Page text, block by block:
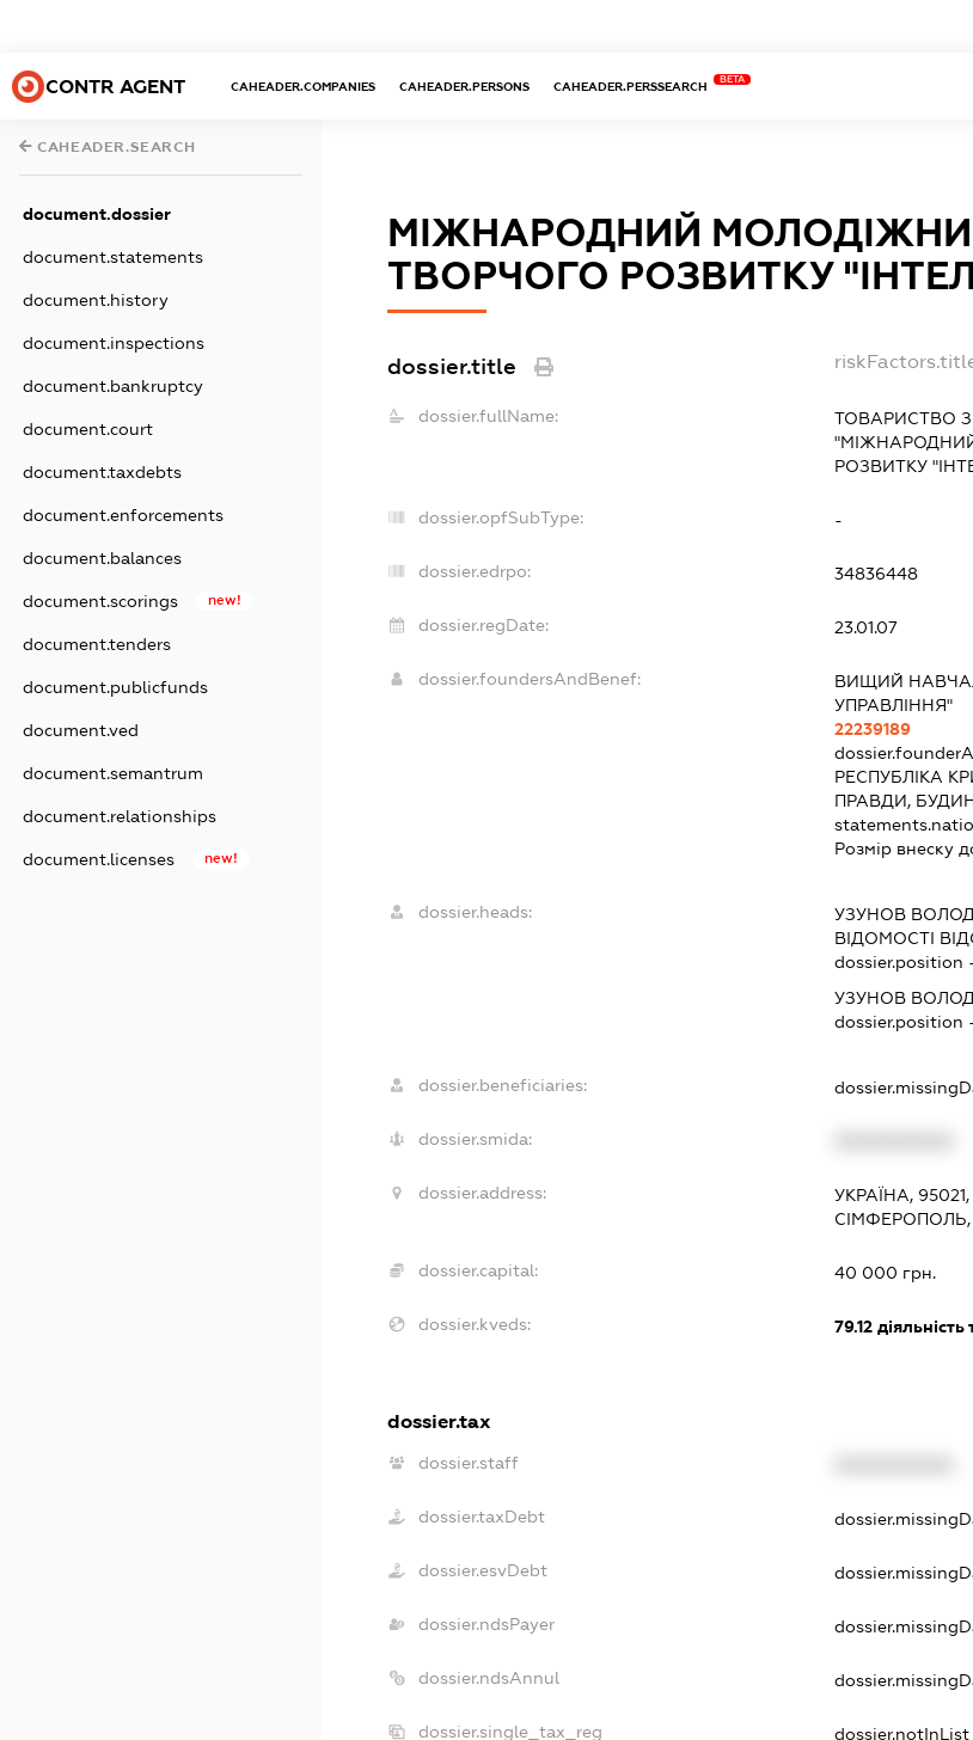
CONTR AGENT CAHEADER.COMPANIES CAHEADER.PERSONS CAHEADER.PERSSEARCH
BETA
CAHEADER.SEARCH
document.dossier
document.statements
document.history
document.inspections
document.bankruptcy
document.court
document.taxdebts
document.enforcements
document.balances
document.scorings new!
document.tenders
document.publicfunds
document.ved
document.semantrum
document.relationships
document.licenses new!
МІЖНАРОДНИЙ
ТВОРЧОГО РОЗВИТКУ
dossier.title
dossier.fullName:
ТОВАРИСТВО
РОЗВИТКУ
dossier.opfSubType: -
dossier.edrpo: 34836448
dossier.regDate: 23.01.07
dossier.foundersAndBenef:
ВИЩИЙ
УПРАВЛІННЯ"
22239189
РЕСПУБЛІКА
ПРАВДИ,
Розмір внеску
dossier.heads: УЗУНОВ
ВІДОМОСТІ
dossier.position
УЗУНОВ
dossier.position
dossier.beneficiaries:
dossier.smida:
dossier.address:
УКРАЇНА,
dossier.capital: 40 000 грн.
dossier.kveds: 79.12діяльність
dossier.tax
dossier.staff
dossier.taxDebt
dossier.esvDebt
dossier.ndsPayer
dossier.ndsAnnul
dossier.single_tax_reg dossier.notInList